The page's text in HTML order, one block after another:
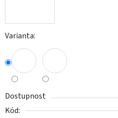
Varianta:
Dostupnost
Kód: